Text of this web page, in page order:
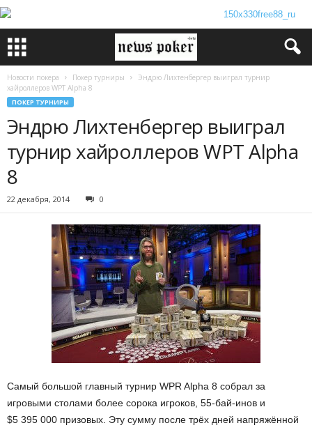
Новости покера Покер турниры
Эндрю Лихтенбергер выиграл турнир
хайроллеров WPT Alpha 8
ПОКЕР ТУРНИРЫ
Эндрю Лихтенбергер выиграл
турнир хайроллеров WPT Alpha
8
22 декабря, 2014 0
Самый большой главный турнир WPR Alpha 8 собрал за
игровыми столами более сорока игроков, 55-бай-инов и
$5 395 000 призовых. Эту сумму после трёх дней напряжённой